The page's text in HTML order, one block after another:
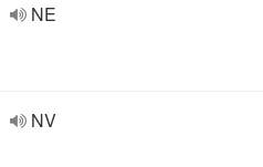
NE
NV